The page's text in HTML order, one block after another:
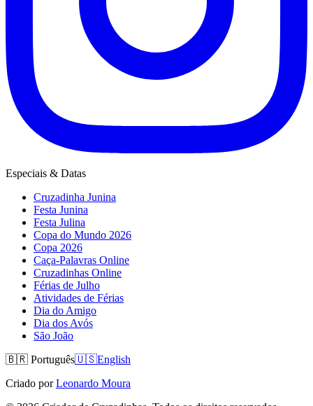
Especiais & Datas
Cruzadinha Junina
Festa Junina
Festa Julina
Copa do Mundo 2026
Copa 2026
Caça-Palavras Online
Cruzadinhas Online
Férias de Julho
Atividades de Férias
Dia do Amigo
Dia dos Avós
São João
🇧🇷 Português🇺🇸English
Criado por Leonardo Moura